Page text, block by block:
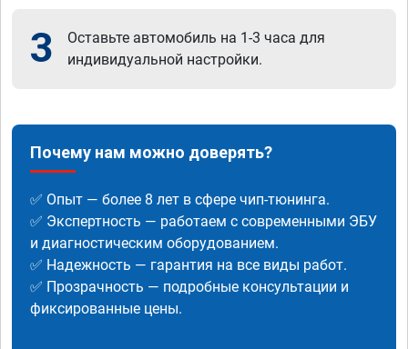
3
Оставьте автомобиль на 1-3 часа для
индивидуальной настройки.
Почему нам можно доверять?
✅ Опыт — более 8 лет в сфере чип-тюнинга.
✅ Экспертность — работаем с современными ЭБУ
и диагностическим оборудованием.
✅ Надежность — гарантия на все виды работ.
✅ Прозрачность — подробные консультации и
фиксированные цены.